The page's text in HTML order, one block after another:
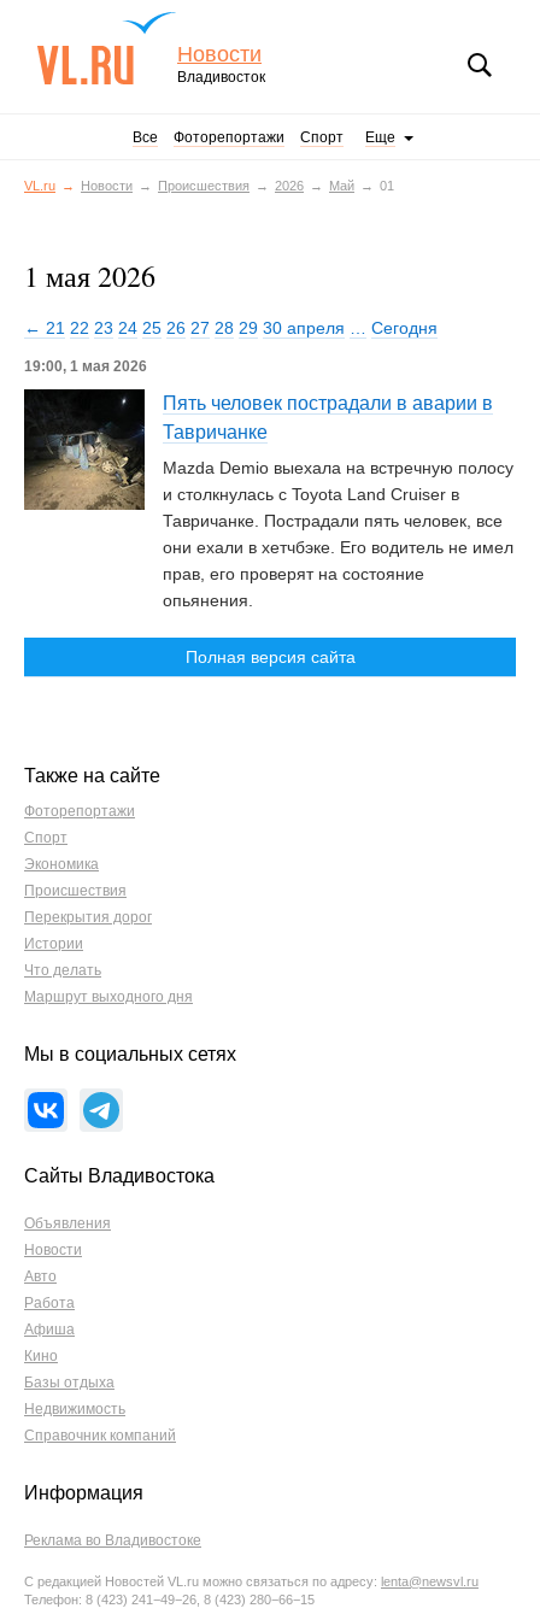
Новости
Владивосток
Все Фоторепортажи Спорт Еще
VL.ru Новости Происшествия 2026 Май 01
1 мая 2026
← 21 22 23 24 25 26 27 28 29 30 апреля Сегодня
19:00, 1 мая 2026
Пять человек пострадали в аварии в
Тавричанке
Mazda Demio выехала на встречную полосу
и столкнулась с Toyota Land Cruiser в
Тавричанке. Пострадали пять человек, все
они ехали в хетчбэке. Его водитель не имел
прав, его проверят на состояние
опьянения.
Полная версия сайта
Также на сайте
Фоторепортажи
Спорт
Экономика
Происшествия
Перекрытия дорог
Истории
Что делать
Маршрут выходного дня
Мы в социальных сетях
Сайты Владивостока
Объявления
Новости
Авто
Работа
Афиша
Кино
Базы отдыха
Недвижимость
Справочник компаний
Информация
Реклама во Владивостоке
С редакцией Новостей VL.ru можно связаться по адресу: lenta@newsvl.ru
Телефон: 8 (423) 241−49−26, 8 (423) 280−66−15